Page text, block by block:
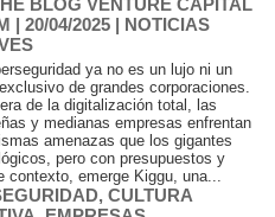
BLOG VENTURE CAPITAL
| 20/04/2025 | NOTICIAS
ya no es un lujo ni un
de grandes corporaciones.
de la digitalización total, las
y medianas empresas enfrentan
amenazas que los gigantes
pero con presupuestos y
contexto, emerge Kiggu, una...
, CULTURA